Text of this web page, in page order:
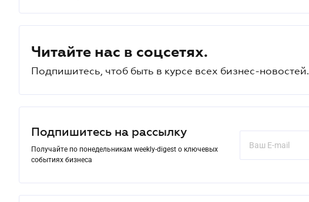
Читайте нас в соцсетях.
Подпишитесь, чтоб быть в курсе всех бизнес-новостей.
Подпишитесь на рассылку
Получайте по понедельникам weekly-digest о ключевых
событиях бизнеса